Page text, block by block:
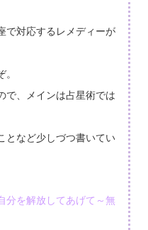
で対応するレメディーが
で、メインは占星術では
となど少しづつ書いてい
分を解放してあげて～無